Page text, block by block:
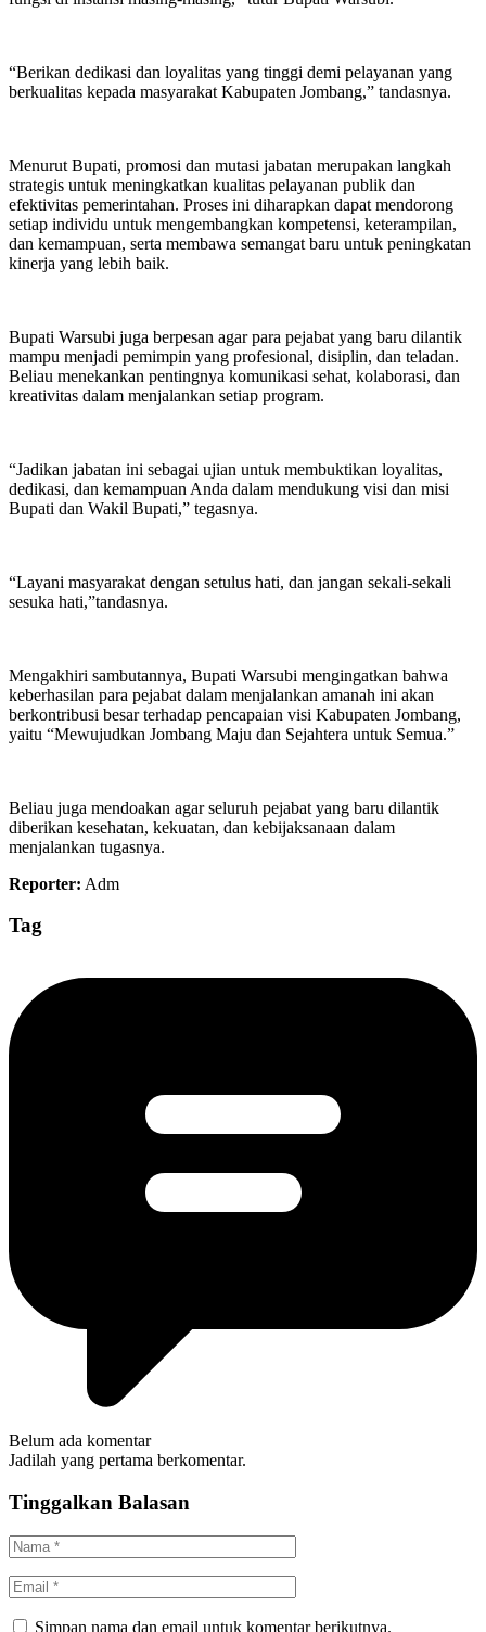
“Berikan dedikasi dan loyalitas yang tinggi demi pelayanan yang
berkualitas kepada masyarakat Kabupaten Jombang,” tandasnya.
Menurut Bupati, promosi dan mutasi jabatan merupakan langkah
strategis untuk meningkatkan kualitas pelayanan publik dan
efektivitas pemerintahan. Proses ini diharapkan dapat mendorong
setiap individu untuk mengembangkan kompetensi, keterampilan,
dan kemampuan, serta membawa semangat baru untuk peningkatan
kinerja yang lebih baik.
Bupati Warsubi juga berpesan agar para pejabat yang baru dilantik
mampu menjadi pemimpin yang profesional, disiplin, dan teladan.
Beliau menekankan pentingnya komunikasi sehat, kolaborasi, dan
kreativitas dalam menjalankan setiap program.
“Jadikan jabatan ini sebagai ujian untuk membuktikan loyalitas,
dedikasi, dan kemampuan Anda dalam mendukung visi dan misi
Bupati dan Wakil Bupati,” tegasnya.
“Layani masyarakat dengan setulus hati, dan jangan sekali-sekali
sesuka hati,”tandasnya.
Mengakhiri sambutannya, Bupati Warsubi mengingatkan bahwa
keberhasilan para pejabat dalam menjalankan amanah ini akan
berkontribusi besar terhadap pencapaian visi Kabupaten Jombang,
yaitu “Mewujudkan Jombang Maju dan Sejahtera untuk Semua.”
Beliau juga mendoakan agar seluruh pejabat yang baru dilantik
diberikan kesehatan, kekuatan, dan kebijaksanaan dalam
menjalankan tugasnya.
Reporter: Adm
Tag
Belum ada komentar
Jadilah yang pertama berkomentar.
Tinggalkan Balasan
Simpan nama dan email untuk komentar berikutnya.